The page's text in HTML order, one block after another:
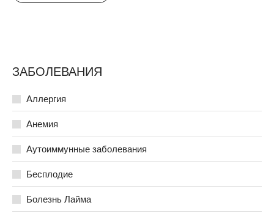
ЗАБОЛЕВАНИЯ
Аллергия
Анемия
Аутоиммунные заболевания
Бесплодие
Болезнь Лайма